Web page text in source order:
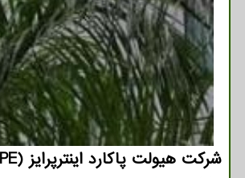
شرکت هیولت پاکارد اینترپرایز (HPE) دفتر مرکزی خودرا از سیلیکون والی به منطقه کم هزینه تر هیوستون تگزاس منتقل می کند.